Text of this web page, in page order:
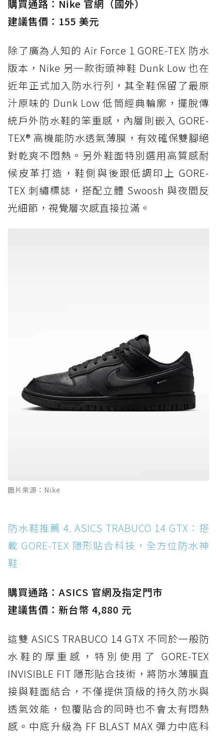
購買通路：Nike 官網（國外）
建議售價：155 美元
除了廣為人知的 Air Force 1 GORE-TEX 防水
版本，Nike 另一款街頭神鞋 Dunk Low 也在
近年正式加入防水行列，其全鞋保留了最原
汁原味的 Dunk Low 低筒經典輪廓，擺脫傳
統戶外防水鞋的笨重感，內層則嵌入 GORE-
TEX® 高機能防水透氣薄膜，有效確保雙腳絕
對乾爽不悶熱。另外鞋面特別選用高質感耐
候皮革打造，鞋側與後跟低調印上 GORE-
TEX 刺繡標誌，搭配立體 Swoosh 與夜間反
光細節，視覺層次感直接拉滿。
圖片來源：Nike
防水鞋推薦 4. ASICS TRABUCO 14 GTX：搭
載 GORE-TEX 隱形貼合科技，全方位防水神
鞋
購買通路：ASICS 官網及指定門市
建議售價：新台幣 4,880 元
這雙 ASICS TRABUCO 14 GTX 不同於一般防
水鞋的厚重感，特別使用了 GORE-TEX
INVISIBLE FIT 隱形貼合技術，將防水薄膜直
接與鞋面結合，不僅提供頂級的持久防水與
透氣效能，包覆貼合的同時也不會太有悶熱
感。中底升級為 FF BLAST MAX 彈力中底科